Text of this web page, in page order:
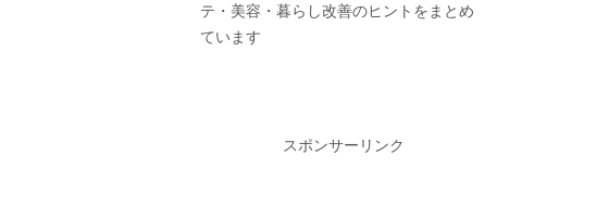
テ・美容・暮らし改善のヒントをまとめ
ています
スポンサーリンク